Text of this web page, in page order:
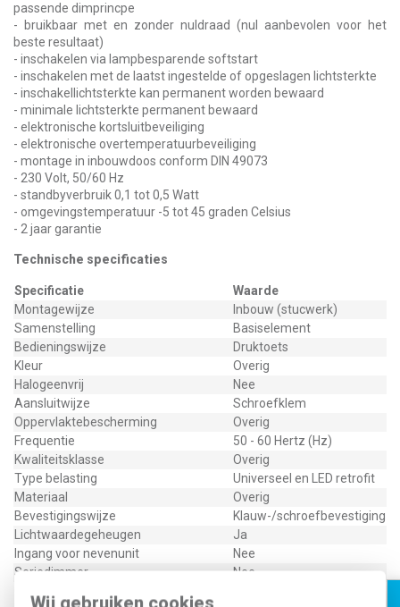
Wij gebruiken cookies
passende dimprincpe
- bruikbaar met en zonder nuldraad (nul aanbevolen voor het
beste resultaat)
- inschakelen via lampbesparende softstart
- inschakelen met de laatst ingestelde of opgeslagen lichtsterkte
- inschakellichtsterkte kan permanent worden bewaard
- minimale lichtsterkte permanent bewaard
- elektronische kortsluitbeveiliging
- elektronische overtemperatuurbeveiliging
- montage in inbouwdoos conform DIN 49073
- 230 Volt, 50/60 Hz
- standbyverbruik 0,1 tot 0,5 Watt
- omgevingstemperatuur -5 tot 45 graden Celsius
- 2 jaar garantie
Technische specificaties
Specificatie
Waarde
Montagewijze
Inbouw (stucwerk)
Samenstelling
Basiselement
Bedieningswijze
Druktoets
Kleur
Overig
Halogeenvrij
Nee
Aansluitwijze
Schroefklem
Oppervlaktebescherming
Overig
Frequentie
50 - 60 Hertz (Hz)
Kwaliteitsklasse
Overig
Type belasting
Universeel en LED retrofit
Materiaal
Overig
Bevestigingswijze
Klauw-/schroefbevestiging
Lichtwaardegeheugen
Ja
Ingang voor nevenunit
Nee
Seriedimmer
Nee